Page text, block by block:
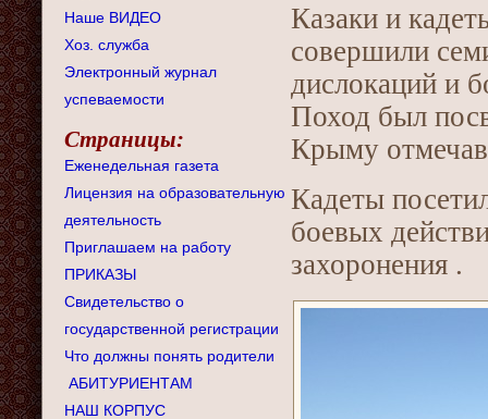
Наше ВИДЕО
Хоз. служба
Электронный журнал
успеваемости
Страницы:
Еженедельная газета
Лицензия на образовательную
деятельность
Приглашаем на работу
ПРИКАЗЫ
Свидетельство о
государственной регистрации
Что должны понять родители
АБИТУРИЕНТАМ
НАШ КОРПУС
Казаки и
совершили
дислокаций и
Поход был
Крыму
Кадеты
боевых
захоронения .